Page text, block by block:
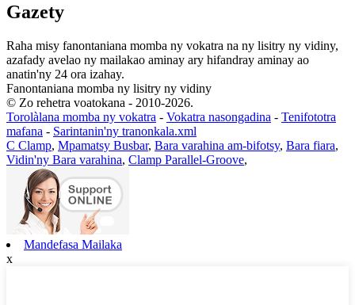
Gazety
Raha misy fanontaniana momba ny vokatra na ny lisitry ny vidiny,
azafady avelao ny mailakao aminay ary hifandray aminay ao
anatin'ny 24 ora izahay.
Fanontaniana momba ny lisitry ny vidiny
© Zo rehetra voatokana - 2010-2026.
Torolàlana momba ny vokatra - Vokatra nasongadina - Tenifototra
mafana - Sarintanin'ny tranonkala.xml
C Clamp, Mpamatsy Busbar, Bara varahina am-bifotsy, Bara fiara,
Vidin'ny Bara varahina, Clamp Parallel-Groove,
Mandefasa Mailaka
x